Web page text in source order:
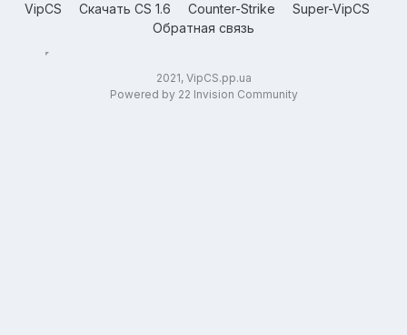
VipCS Скачать CS 1.6 Counter-Strike
Super-VipCS
Обратная связь
2021, VipCS.pp.ua
Powered by 22 Invision Community